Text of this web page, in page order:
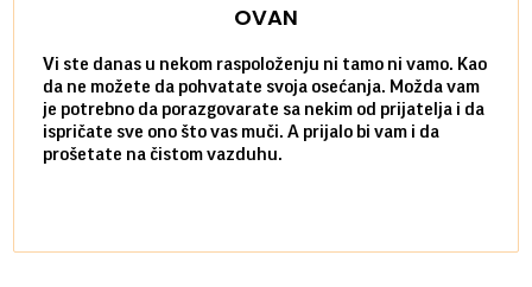
OVAN
Vi ste danas u nekom raspoloženju ni tamo ni vamo. Kao
da ne možete da pohvatate svoja osećanja. Možda vam
je potrebno da porazgovarate sa nekim od prijatelja i da
ispričate sve ono što vas muči. A prijalo bi vam i da
prošetate na čistom vazduhu.